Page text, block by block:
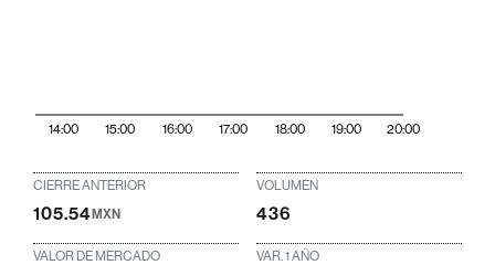
14:00 15:00 16:00 17:00 18:00 19:00 20:00
CIERRE ANTERIOR
105.54MXN
VOLUMEN
436
VALOR DE MERCADO VAR. 1 AÑO